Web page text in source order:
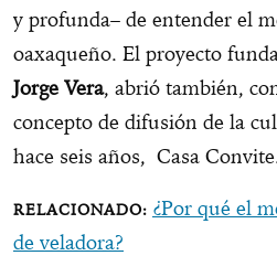
y profunda– de entender el
oaxaqueño. El proyecto
Jorge Vera, abrió también,
concepto de difusión de la
hace seis años, Casa
¿Por qué el
de veladora?